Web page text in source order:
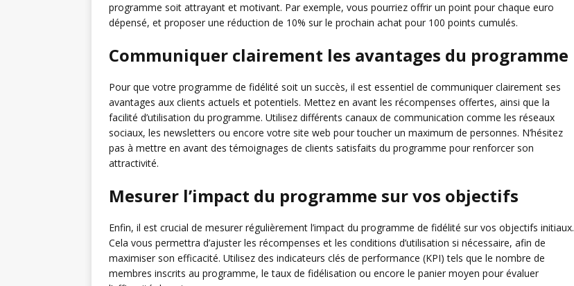
programme soit attrayant et motivant. Par exemple, vous pourriez offrir un point pour chaque euro
dépensé, et proposer une réduction de 10% sur le prochain achat pour 100 points cumulés.
Communiquer clairement les avantages du programme
Pour que votre programme de fidélité soit un succès, il est essentiel de communiquer clairement ses
avantages aux clients actuels et potentiels. Mettez en avant les récompenses offertes, ainsi que la
facilité d’utilisation du programme. Utilisez différents canaux de communication comme les réseaux
sociaux, les newsletters ou encore votre site web pour toucher un maximum de personnes. N’hésitez
pas à mettre en avant des témoignages de clients satisfaits du programme pour renforcer son
attractivité.
Mesurer l’impact du programme sur vos objectifs
Enfin, il est crucial de mesurer régulièrement l’impact du programme de fidélité sur vos objectifs initiaux.
Cela vous permettra d’ajuster les récompenses et les conditions d’utilisation si nécessaire, afin de
maximiser son efficacité. Utilisez des indicateurs clés de performance (KPI) tels que le nombre de
membres inscrits au programme, le taux de fidélisation ou encore le panier moyen pour évaluer